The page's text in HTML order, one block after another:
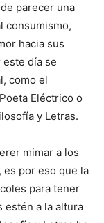
parecer una
consumismo,
hacia sus
día se
como el
Eléctrico o
y Letras.
mimar a los
es por eso que la
para tener
estén a la altura